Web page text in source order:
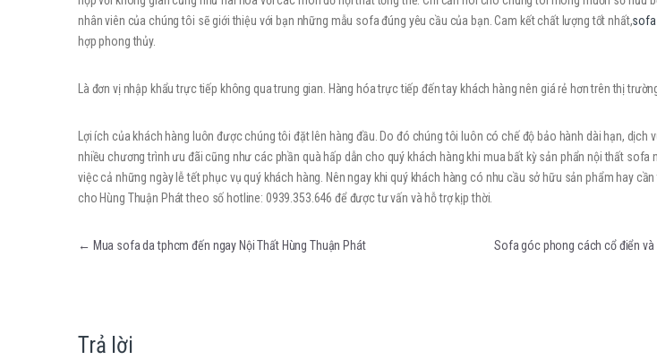
nhân viên của chúng tôi sẽ giới thiệu với bạn những mẫu sofa đúng yêu cầu của bạn. Cam kết chất lượng tốt nhất,sofa
hợp phong thủy.
Là đơn vị nhập khẩu trực tiếp không qua trung gian. Hàng hóa trực tiếp đến tay khách hàng nên giá rẻ hơn trên thị
Lợi ích của khách hàng luôn được chúng tôi đặt lên hàng đầu. Do đó chúng tôi luôn có chế độ bảo hành dài hạn, dịch
nhiều chương trình ưu đãi cũng như các phần quà hấp dẫn cho quý khách hàng khi mua bất kỳ sản phẩn nội thất sofa
việc cả những ngày lễ tết phục vụ quý khách hàng. Nên ngay khi quý khách hàng có nhu cầu sở hữu sản phẩm hay
cho Hùng Thuận Phát theo số hotline: 0939.353.646 để được tư vấn và hỗ trợ kịp thời.
Điều hướng bài viết
← Mua sofa da tphcm đến ngay Nội Thất Hùng Thuận Phát Sofa góc phong cách cổ điển và
Trả lời